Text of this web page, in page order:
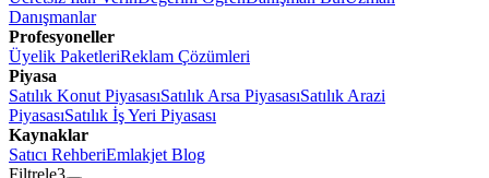
Danışmanlar
Profesyoneller
Üyelik PaketleriReklam Çözümleri
Piyasa
Satılık Konut PiyasasıSatılık Arsa PiyasasıSatılık Arazi
PiyasasıSatılık İş Yeri Piyasası
Kaynaklar
Satıcı RehberiEmlakjet Blog
Filtrele3